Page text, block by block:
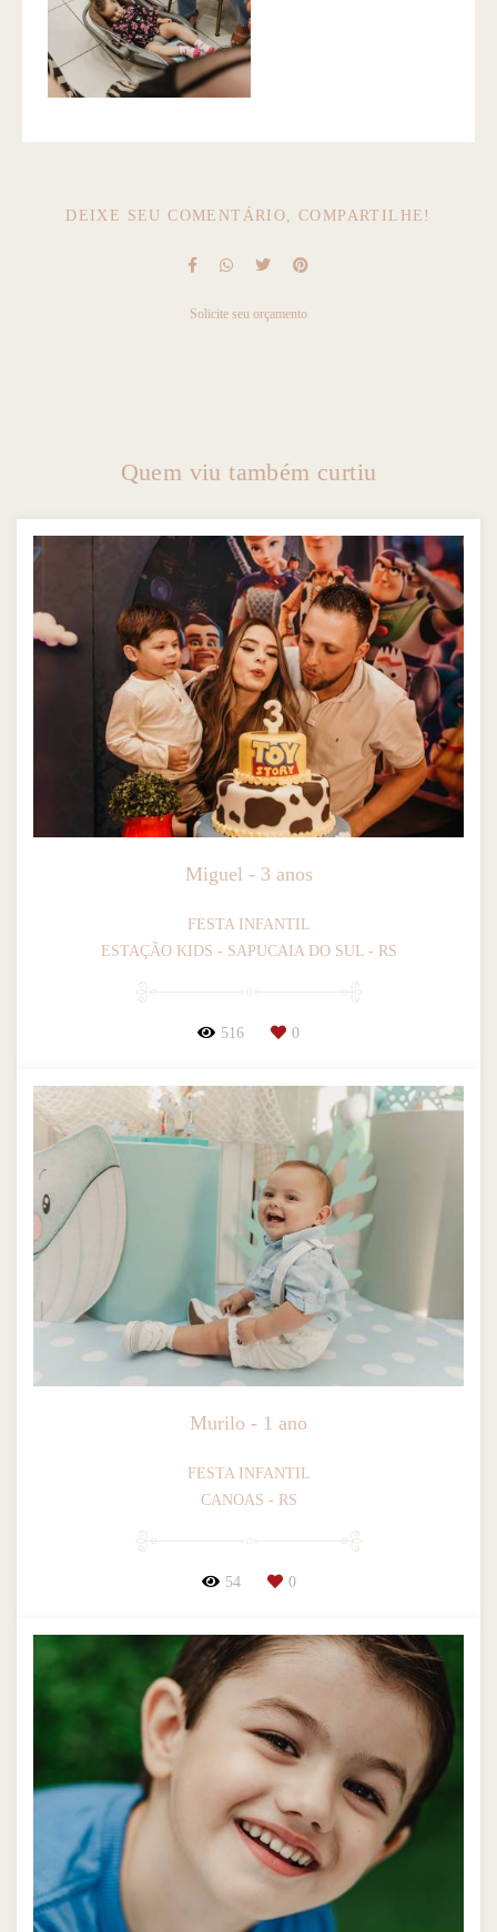
DEIXE SEU COMENTÁRIO, COMPARTILHE!
Solicite seu orçamento
Quem viu também curtiu
Miguel - 3 anos
FESTA INFANTIL
ESTAÇÃO KIDS - SAPUCAIA DO SUL - RS
516 0
Murilo - 1 ano
FESTA INFANTIL
CANOAS - RS
54 0